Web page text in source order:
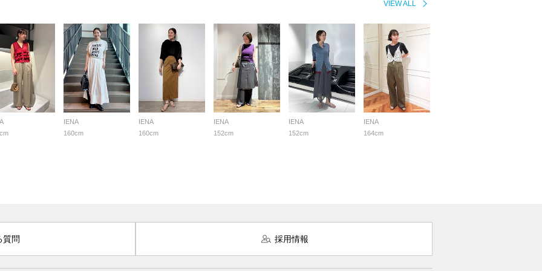
VIEW ALL
IENA
160cm
IENA
160cm
IENA
152cm
IENA
152cm
IENA
164cm
質問 採用情報